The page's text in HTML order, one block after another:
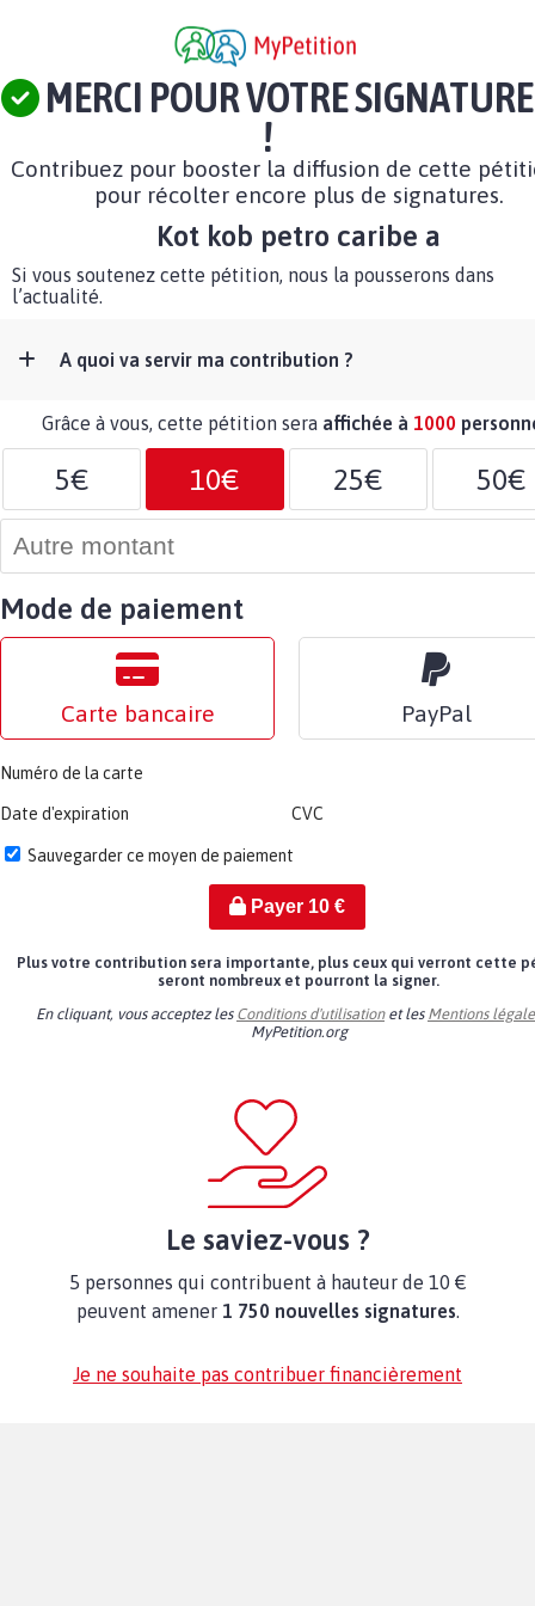
MERCI POUR VOTRE SIGNATURE
!
Contribuez pour booster la diffusion de cette
pour récolter encore plus de signatures.
Kot kob petro caribe a
Si vous soutenez cette pétition, nous la pousserons dans
l’actualité.
A quoi va servir ma contribution ?
Grâce à vous, cette pétition sera affichée à 1000
5€ 10€ 25€ 50€
Mode de paiement
Carte bancaire PayPal
Numéro de la carte
Date d'expiration CVC
Sauvegarder ce moyen de paiement
Payer 10€
Plus votre contribution sera importante, plus ceux qui verront cette
seront nombreux et pourront la signer.
En cliquant, vous acceptez les Conditions d'utilisationet les Mentions
MyPetition.org
Le saviez-vous ?
5 personnes qui contribuent à hauteur de 10 €
peuvent amener 1 750 nouvelles signatures.
Je ne souhaite pas contribuer financièrement